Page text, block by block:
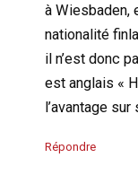
à Wiesbaden,
nationalité
il n’est donc
est anglais «
l’avantage
Répondre